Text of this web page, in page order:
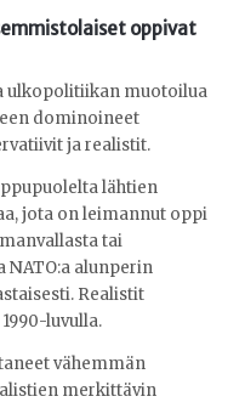
oppivat
ulkopolitiikan muotoilua
dominoineet
ja realistit.
lähtien
jota on leimannut oppi
tai
alunperin
Realistit
luvulla.
vähemmän
merkittävin